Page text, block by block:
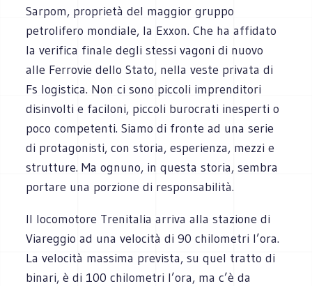
Sarpom, proprietà del maggior gruppo
petrolifero mondiale, la Exxon. Che ha affidato
la verifica finale degli stessi vagoni di nuovo
alle Ferrovie dello Stato, nella veste privata di
Fs logistica. Non ci sono piccoli imprenditori
disinvolti e faciloni, piccoli burocrati inesperti o
poco competenti. Siamo di fronte ad una serie
di protagonisti, con storia, esperienza, mezzi e
strutture. Ma ognuno, in questa storia, sembra
portare una porzione di responsabilità.
Il locomotore Trenitalia arriva alla stazione di
Viareggio ad una velocità di 90 chilometri l’ora.
La velocità massima prevista, su quel tratto di
binari, è di 100 chilometri l’ora, ma c’è da